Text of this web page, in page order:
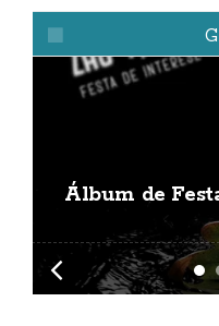
Álbum de